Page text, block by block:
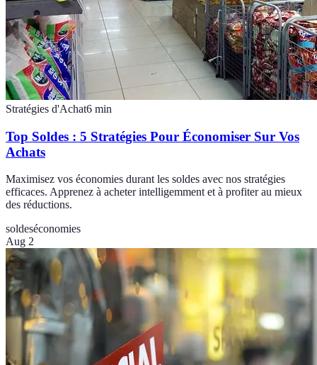
Stratégies d'Achat6 min
Top Soldes : 5 Stratégies Pour Économiser Sur Vos
Achats
Maximisez vos économies durant les soldes avec nos stratégies
efficaces. Apprenez à acheter intelligemment et à profiter au mieux
des réductions.
soldeséconomies
Aug 2